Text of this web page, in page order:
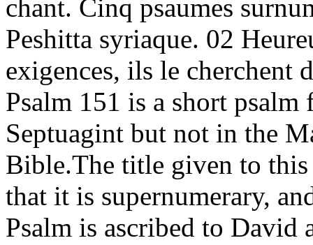
chant. Cinq psaumes
Peshitta syriaque. 02
exigences, ils le cherchent
Psalm 151 is a short
Septuagint but not in the
Bible.The title given to
that it is supernumerary,
Psalm is ascribed to David